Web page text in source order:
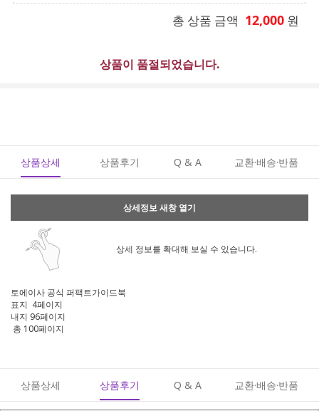
총 상품 금액 12,000 원
상품이 품절되었습니다.
상품상세 상품후기 Q & A 교환·배송·반품
상세정보 새창 열기
상세 정보를 확대해 보실 수 있습니다.
토에이사 공식 퍼팩트가이드북
표지 4페이지
내지 96페이지
총 100페이지
상품상세 상품후기 Q & A 교환·배송·반품